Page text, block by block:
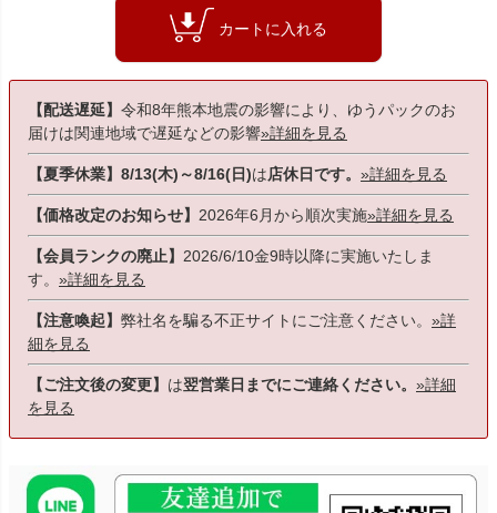
カートに入れる
【配送遅延】 令和8年熊本地震の影響により、ゆうパックのお
届けは関連地域で遅延などの影響»詳細を見る
【夏季休業】8/13(木)～8/16(日)は店休日です。 »詳細を見る
【価格改定のお知らせ】 2026年6月から順次実施»詳細を見る
【会員ランクの廃止】 2026/6/10金9時以降に実施いたしま
す。 »詳細を見る
【注意喚起】 弊社名を騙る不正サイトにご注意ください。 »詳
細を見る
【ご注文後の変更】 は翌営業日までにご連絡ください。 »詳細
を見る